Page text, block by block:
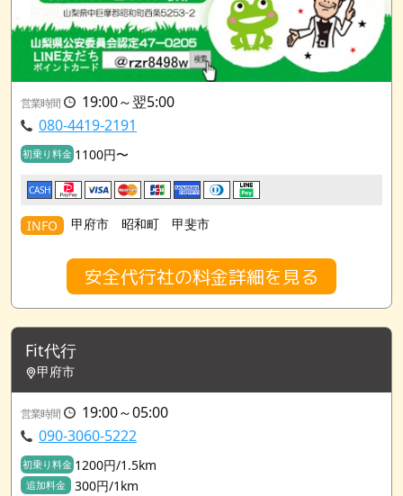
営業時間
19:00～翌5:00
080-4419-2191
初乗り料金 1100円〜
CASH
INFO 甲府市 昭和町 甲斐市
安全代行社の料金詳細を見る
Fit代行
甲府市
営業時間
19:00～05:00
090-3060-5222
初乗り料金 1200円/1.5km
追加料金 300円/1km